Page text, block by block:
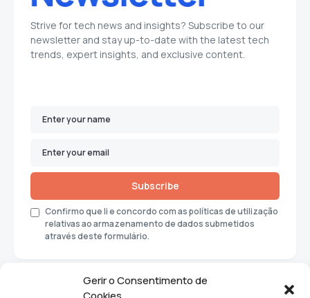
Gerir o Consentimento de
Strive for tech news and insights? Subscribe to our
newsletter and stay up-to-date with the latest tech
trends, expert insights, and exclusive content.
Subscribe
Confirmo que li e concordo com as políticas de utilização
relativas ao armazenamento de dados submetidos
através deste formulário.